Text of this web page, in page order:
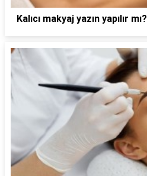
Kalıcı makyaj yazın yapılır mı?